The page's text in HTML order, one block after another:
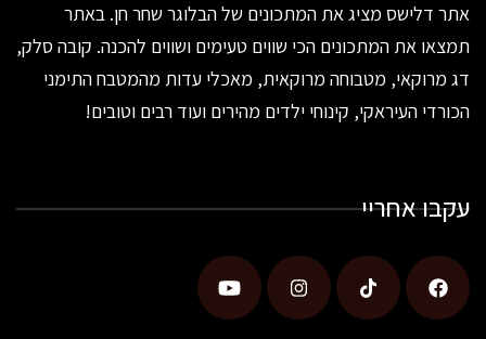
אתר דלישס מציג את המתכונים של הבלוגר שחר חן. באתר
תמצאו את המתכונים הכי שווים טעימים ושווים להכנה. קובה סלק,
דג מרוקאי, מטבוחה מרוקאית, מאכלי עדות מהמטבח התימני
הכורדי העיראקי, קינוחי ילדים מהירים ועוד רבים וטובים!
עקבו אחריי